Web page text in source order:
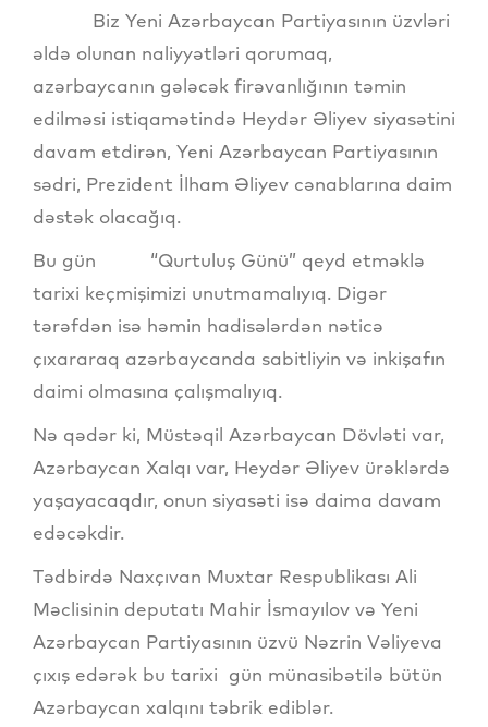
Biz Yeni Azərbaycan Partiyasının üzvləri
əldə olunan naliyyətləri qorumaq,
azərbaycanın gələcək firəvanlığının təmin
edilməsi istiqamətində Heydər Əliyev siyasətini
davam etdirən, Yeni Azərbaycan Partiyasının
sədri, Prezident İlham Əliyev cənablarına daim
dəstək olacağıq.
Bu gün “Qurtuluş Günü” qeyd etməklə
tarixi keçmişimizi unutmamalıyıq. Digər
tərəfdən isə həmin hadisələrdən nəticə
çıxararaq azərbaycanda sabitliyin və inkişafın
daimi olmasına çalışmalıyıq.
Nə qədər ki, Müstəqil Azərbaycan Dövləti var,
Azərbaycan Xalqı var, Heydər Əliyev ürəklərdə
yaşayacaqdır, onun siyasəti isə daima davam
edəcəkdir.
Tədbirdə Naxçıvan Muxtar Respublikası Ali
Məclisinin deputatı Mahir İsmayılov və Yeni
Azərbaycan Partiyasının üzvü Nəzrin Vəliyeva
çıxış edərək bu tarixi gün münasibətilə bütün
Azərbaycan xalqını təbrik ediblər.